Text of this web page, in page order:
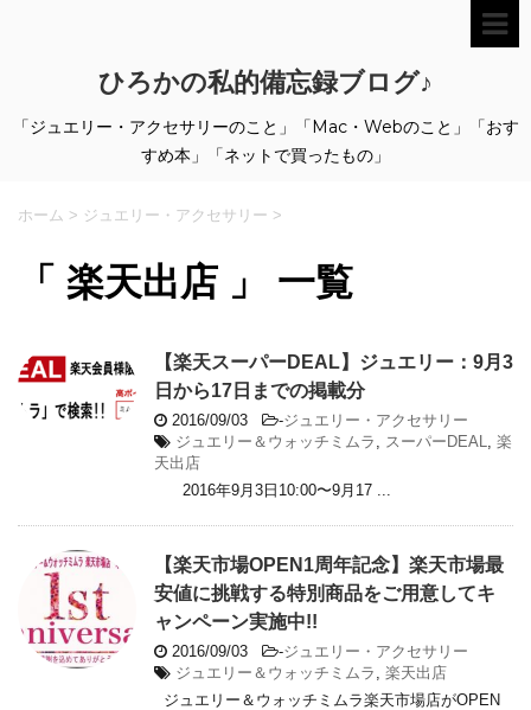
ひろかの私的備忘録ブログ♪
「ジュエリー・アクセサリーのこと」「Mac・Webのこと」「おす
すめ本」「ネットで買ったもの」
ホーム > ジュエリー・アクセサリー >
「 楽天出店 」 一覧
【楽天スーパーDEAL】ジュエリー：9月3
日から17日までの掲載分
2016/09/03 -ジュエリー・アクセサリー
ジュエリー＆ウォッチミムラ
スーパーDEAL
楽
天出店
2016年9月3日10:00〜9月17 ...
【楽天市場OPEN1周年記念】楽天市場最
安値に挑戦する特別商品をご用意してキ
ャンペーン実施中!!
2016/09/03 -ジュエリー・アクセサリー
ジュエリー＆ウォッチミムラ
楽天出店
ジュエリー＆ウォッチミムラ楽天市場店がOPEN